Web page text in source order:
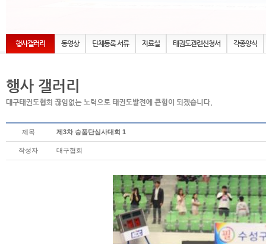
행사갤러리 동영상 단체등록 서류 자료실 태권도관련신청서 각종양식
제목 제3차 승품단심사대회 1
작성자 대구협회